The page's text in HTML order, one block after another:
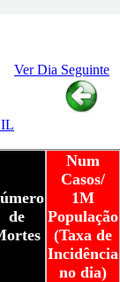
Ver Dia Seguinte
de
Num
Casos/
1M
População
(Taxa de
Incidência
no dia)